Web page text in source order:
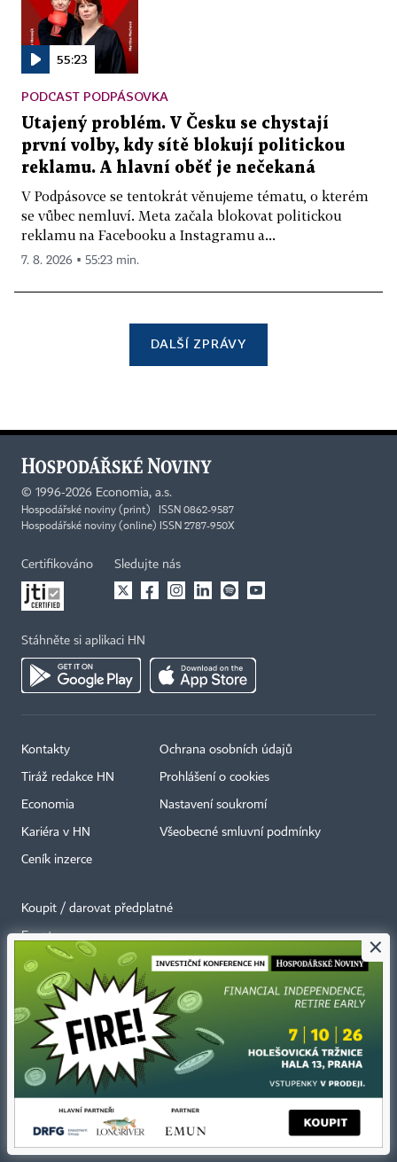
55:23
PODCAST PODPÁSOVKA
Utajený problém. V Česku se chystají
první volby, kdy sítě blokují politickou
reklamu. A hlavní oběť je nečekaná
V Podpásovce se tentokrát věnujeme tématu, o kterém
se vůbec nemluví. Meta začala blokovat politickou
reklamu na Facebooku a Instagramu a...
7. 8. 2026 ▪ 55:23 min.
DALŠÍ ZPRÁVY
© 1996-2026 Economia, a.s.
Hospodářské noviny (print) ISSN 0862-9587
Hospodářské noviny (online) ISSN 2787-950X
Certifikováno Sledujte nás
Stáhněte si aplikaci HN
Kontakty
Tiráž redakce HN
Economia
Kariéra v HN
Ceník inzerce
Ochrana osobních údajů
Prohlášení o cookies
Nastavení soukromí
Všeobecné smluvní podmínky
Koupit / darovat předplatné
Eventy
Newslettery
RSS kanály
Autorská práva vykonává vydavatel. Bez písemného svolení vydavatele je
zakázáno jakékoli užití částí nebo celku díla, zejména rozmnožování a šíření
jakýmkoli způsobem, mechanickým nebo elektronickým, v českém nebo
jiném jazyce. Bez souhlasu vydavatele je zakázáno též rozmnožování
obsahu pro účely automatizované analýzy textů nebo dat
podle ustanovení § 39c autorského zákona.
×